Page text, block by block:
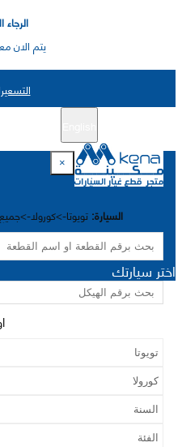
الرجاء
يتم الان
السيارة: تويوتا->كورولا-
×
اختر سيارتك